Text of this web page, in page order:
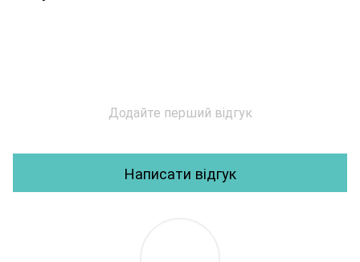
Додайте перший відгук
Написати відгук